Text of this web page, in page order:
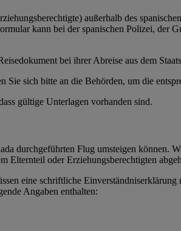
außerhalb des
kann bei der spanischen Polizei, der
bei ihrer Abreise aus dem
sich bitte an die Behörden, um die
gültige Unterlagen vorhanden sind.
durchgeführten Flug umsteigen können.
Elternteil oder Erziehungsberechtigten
eine schriftliche
Angaben enthalten: